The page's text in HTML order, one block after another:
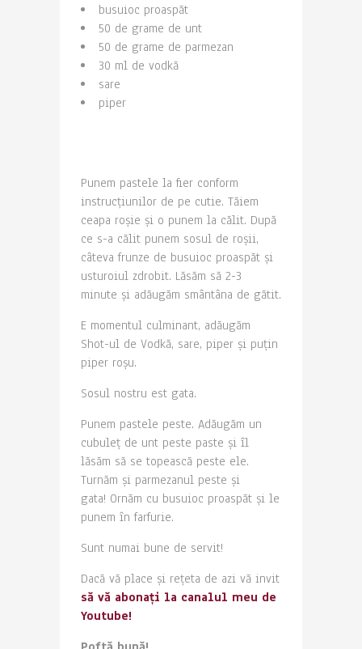
busuioc proaspăt
50 de grame de unt
50 de grame de parmezan
30 ml de vodkă
sare
piper
Punem pastele la fier conform
instrucțiunilor de pe cutie. Tăiem
ceapa roșie și o punem la călit. După
ce s-a călit punem sosul de roșii,
câteva frunze de busuioc proaspăt și
usturoiul zdrobit. Lăsăm să 2-3
minute și adăugăm smântâna de gătit.
E momentul culminant, adăugăm
Shot-ul de Vodkă, sare, piper și puțin
piper roșu.
Sosul nostru est gata.
Punem pastele peste. Adăugăm un
cubuleț de unt peste paste și îl
lăsăm să se topească peste ele.
Turnăm și parmezanul peste și
gata! Ornăm cu busuioc proaspăt și le
punem în farfurie.
Sunt numai bune de servit!
Dacă vă place și rețeta de azi vă invit
să vă abonați la canalul meu de
Youtube!